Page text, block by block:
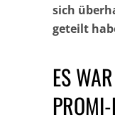
sich
geteilt
ES